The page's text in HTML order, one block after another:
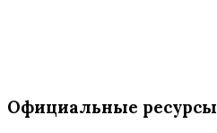
Официальные ресурсы